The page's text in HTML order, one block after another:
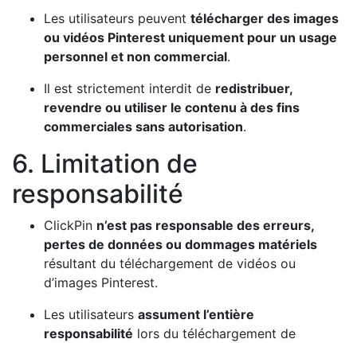
Les utilisateurs peuvent télécharger des images
ou vidéos Pinterest uniquement pour un usage
personnel et non commercial.
Il est strictement interdit de redistribuer,
revendre ou utiliser le contenu à des fins
commerciales sans autorisation.
6. Limitation de
responsabilité
ClickPin n’est pas responsable des erreurs,
pertes de données ou dommages matériels
résultant du téléchargement de vidéos ou
d’images Pinterest.
Les utilisateurs assument l’entière
responsabilité lors du téléchargement de